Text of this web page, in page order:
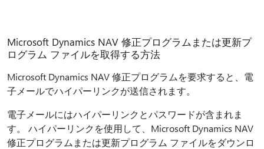
Microsoft Dynamics NAV 修正プログラムまたは更新プ
ログラム ファイルを取得する方法
Microsoft Dynamics NAV 修正プログラムを要求すると、電
子メールでハイパーリンクが送信されます。
電子メールにはハイパーリンクとパスワードが含まれま
す。 ハイパーリンクを使用して、Microsoft Dynamics NAV
修正プログラムまたは更新プログラム ファイルをダウンロ